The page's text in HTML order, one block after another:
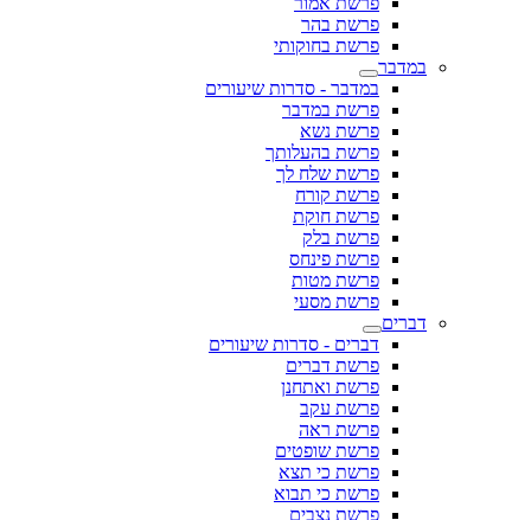
פרשת בהר
פרשת בחוקותי
במדבר
במדבר - סדרות שיעורים
פרשת במדבר
פרשת נשא
פרשת בהעלותך
פרשת שלח לך
פרשת קורח
פרשת חוקת
פרשת בלק
פרשת פינחס
פרשת מטות
פרשת מסעי
דברים
דברים - סדרות שיעורים
פרשת דברים
פרשת ואתחנן
פרשת עקב
פרשת ראה
פרשת שופטים
פרשת כי תצא
פרשת כי תבוא
פרשת נצבים